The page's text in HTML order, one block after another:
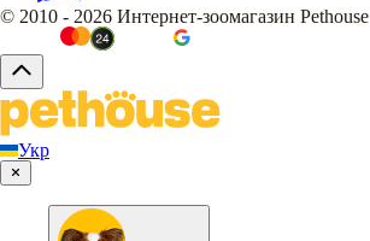
© 2010 - 2026 Интернет-зоомагазин Pethouse
Укр